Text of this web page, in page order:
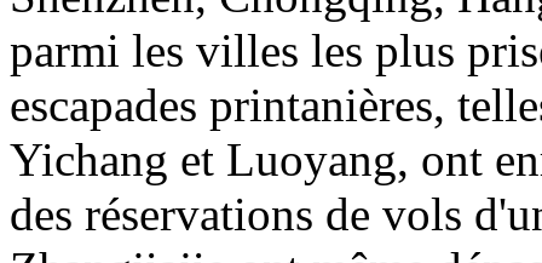
parmi les villes les plus
escapades printanières,
Yichang et Luoyang, ont
des réservations de vols